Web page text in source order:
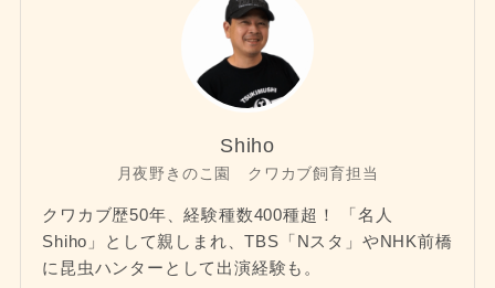
Shiho
月夜野きのこ園 クワカブ飼育担当
クワカブ歴50年、経験種数400種超！ 「名人
Shiho」として親しまれ、TBS「Nスタ」やNHK前橋
に昆虫ハンターとして出演経験も。